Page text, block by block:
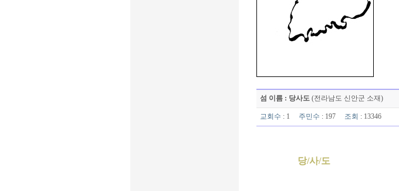
섬 이름 : 당사도 (전라남도 신안군 소재)
교회수 : 1 주민수 : 197 조회 : 13346
당/사/도